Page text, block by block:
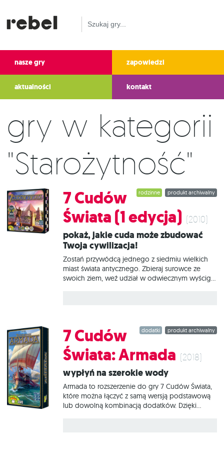
nasze gry zapowiedzi
aktualności kontakt
Gry w kategorii
"Starożytność"
produkt archiwalny
rodzinne
7 Cudów
Świata (1 edycja) (2010)
Pokaż, jakie cuda może zbudować
Twoja cywilizacja!
Zostań przywódcą jednego z siedmiu wielkich
miast świata antycznego. Zbieraj surowce ze
swoich ziem, weź udział w odwiecznym wyścigu
gra o rozwoju cywilizacji, która łączy proste
zasady i dynamiczną rozgrywkę z planowaniem i
strategicznym myśleniem. Uczestnicy wcielają się
w przywódców starożytnych miast, które starają
się poprowadzić do jak najbardziej optymalnego
rozwoju. Dlaczego pokochasz tę grę? Przy swojej
prostocie oferuje jednocześnie bardzo wiele
dróg do zwycięstwa, dzięki czemu każda
rozgrywka jest zupełnie inna! Specyficzna
mechanika doboru
produkt archiwalny
dodatki
7 Cudów
Świata: Armada (2018)
Wypłyń na szerokie wody
Armada to rozszerzenie do gry 7 Cudów Świata,
które można łączyć z samą wersją podstawową
lub dowolną kombinacją dodatków. Dzięki